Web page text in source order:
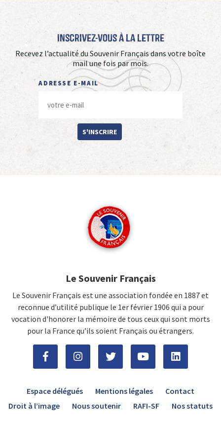
Inscrivez-vous à La Lettre
Recevez l’actualité du Souvenir Français dans votre boîte
mail une fois par mois.
ADRESSE E-MAIL
S'INSCRIRE
Le Souvenir Français
Le Souvenir Français est une association fondée en 1887 et
reconnue d’utilité publique le 1er février 1906 qui a pour
vocation d'honorer la mémoire de tous ceux qui sont morts
pour la France qu’ils soient Français ou étrangers.
Espace délégués Mentions légales
Contact
Droit à l’image
Nous soutenir RAFI-SF Nos statuts